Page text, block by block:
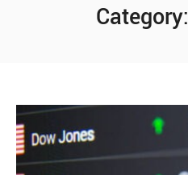
Category: